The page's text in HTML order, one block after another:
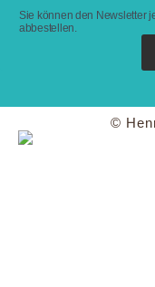
Sie können den Newsletter
abbestellen.
©